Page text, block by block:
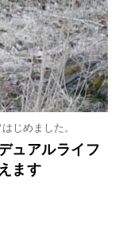
じめました。
ュアルライフ
ます